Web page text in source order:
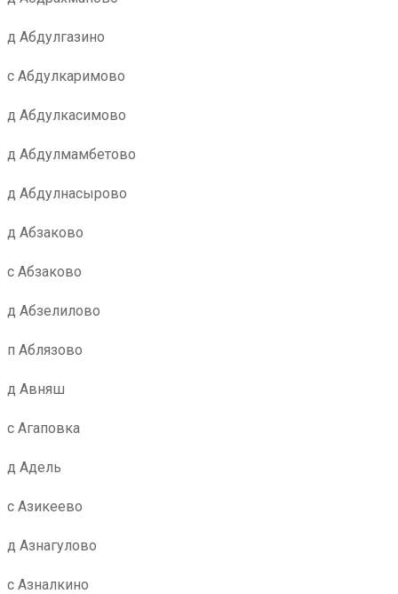
д Абдулгазино
с Абдулкаримово
д Абдулкасимово
д Абдулмамбетово
д Абдулнасырово
д Абзаково
с Абзаково
д Абзелилово
п Аблязово
д Авняш
с Агаповка
д Адель
с Азикеево
д Азнагулово
с Азналкино